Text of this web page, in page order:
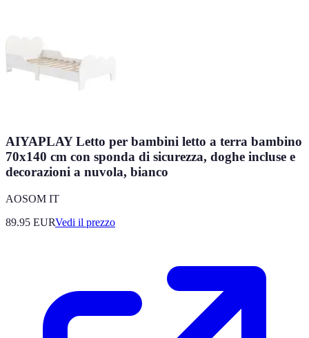
AIYAPLAY Letto per bambini letto a terra bambino
70x140 cm con sponda di sicurezza, doghe incluse e
decorazioni a nuvola, bianco
AOSOM IT
89.95 EURVedi il prezzo